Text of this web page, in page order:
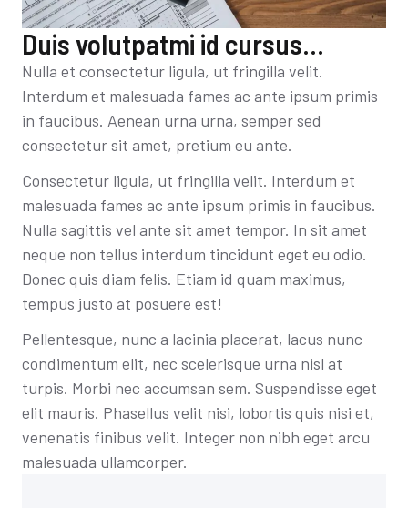
Duis volutpatmi id cursus...
Nulla et consectetur ligula, ut fringilla velit.
Interdum et malesuada fames ac ante ipsum primis
in faucibus. Aenean urna urna, semper sed
consectetur sit amet, pretium eu ante.
Consectetur ligula, ut fringilla velit. Interdum et
malesuada fames ac ante ipsum primis in faucibus.
Nulla sagittis vel ante sit amet tempor. In sit amet
neque non tellus interdum tincidunt eget eu odio.
Donec quis diam felis. Etiam id quam maximus,
tempus justo at posuere est!
Pellentesque, nunc a lacinia placerat, lacus nunc
condimentum elit, nec scelerisque urna nisl at
turpis. Morbi nec accumsan sem. Suspendisse eget
elit mauris. Phasellus velit nisi, lobortis quis nisi et,
venenatis finibus velit. Integer non nibh eget arcu
malesuada ullamcorper.